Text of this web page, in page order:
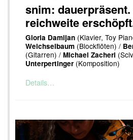
snim:
reichweite
Gloria Damijan (Klavier, Toy
Weichselbaum (Blockflöten) /
(Gitarren) / Michael Zacherl
Unterpertinger (Komposition)
Details…